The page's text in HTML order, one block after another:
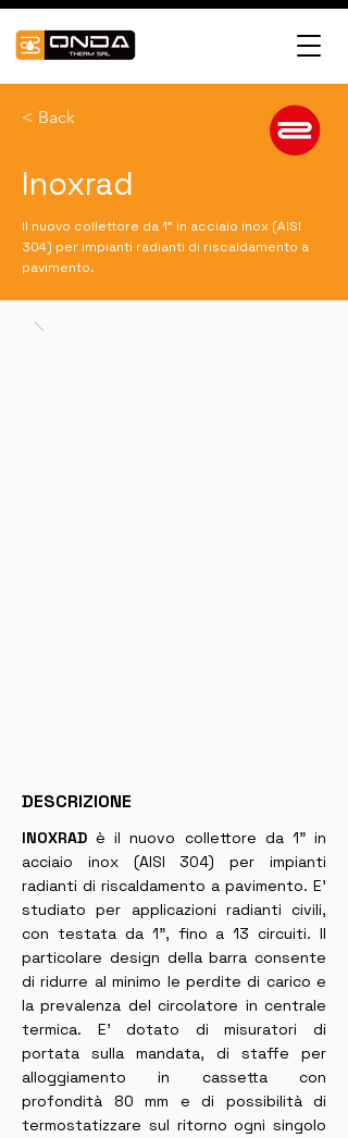
< Back
Inoxrad
Il nuovo collettore da 1” in acciaio inox (AISI
304) per impianti radianti di riscaldamento a
pavimento.
DESCRIZIONE
INOXRAD è il nuovo collettore da 1” in
acciaio inox (AISI 304) per impianti
radianti di riscaldamento a pavimento. E’
studiato per applicazioni radianti civili,
con testata da 1”, fino a 13 circuiti. Il
particolare design della barra consente
di ridurre al minimo le perdite di carico e
la prevalenza del circolatore in centrale
termica. E’ dotato di misuratori di
portata sulla mandata, di staffe per
alloggiamento in cassetta con
profondità 80 mm e di possibilità di
termostatizzare sul ritorno ogni singolo